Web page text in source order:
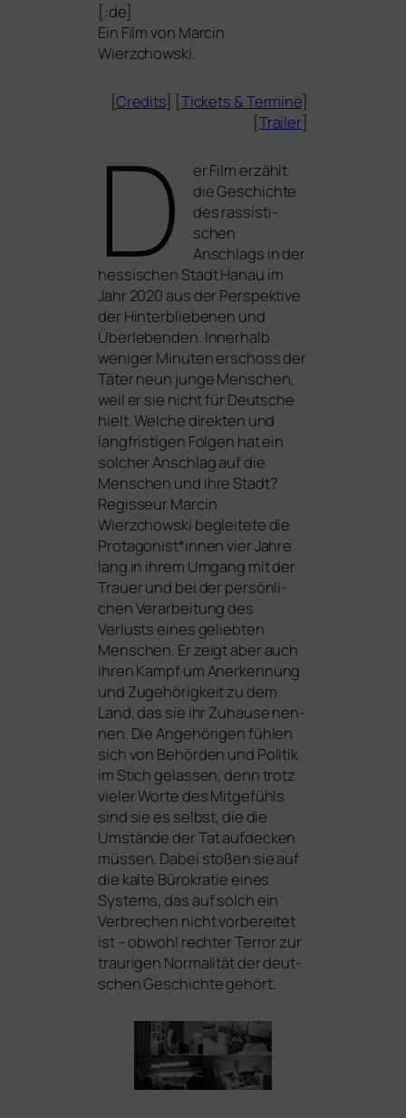
[:de]
Ein Film von Marcin
Wierzchowski.
[Credits] [Tickets &Termine]
[Trailer]
D
er Film erzählt
die Geschichte
des ras­sis­ti­
schen
Anschlags in der
hes­si­schen Stadt Hanau im
Jahr 2020 aus der Perspektive
der Hinterbliebenen und
Überlebenden. Innerhalb
weni­ger Minuten erschoss der
Täter neun jun­ge Menschen,
weil er sie nicht für Deutsche
hielt. Welche direk­ten und
lang­fris­ti­gen Folgen hat ein
sol­cher Anschlag auf die
Menschen und ihre Stadt?
Regisseur Marcin
Wierzchowski beglei­te­te die
Protagonist*innen vier Jahre
lang in ihrem Umgang mit der
Trauer und bei der per­sön­li­
chen Verarbeitung des
Verlusts eines gelieb­ten
Menschen. Er zeigt aber auch
ihren Kampf um Anerkennung
und Zugehörigkeit zu dem
Land, das sie ihr Zuhause nen­
nen. Die Angehörigen füh­len
sich von Behörden und Politik
im Stich gelas­sen, denn trotz
vie­ler Worte des Mitgefühls
sind sie es selbst, die die
Umstände der Tat auf­de­cken
müs­sen. Dabei sto­ßen sie auf
die kal­te Bürokratie eines
Systems, das auf solch ein
Verbrechen nicht vor­be­rei­tet
ist – obwohl rech­ter Terror zur
trau­ri­gen Normalität der deut­
schen Geschichte gehört.